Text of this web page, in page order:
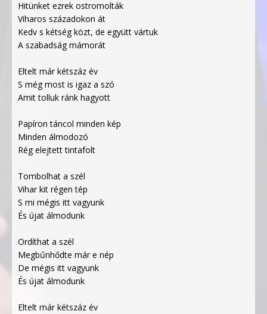
Hitünket ezrek ostromolták
Viharos századokon át
Kedv s kétség közt, de együtt vártuk
A szabadság mámorát
Eltelt már kétszáz év
S még most is igaz a szó
Amit tolluk ránk hagyott
Papíron táncol minden kép
Minden álmodozó
Rég elejtett tintafolt
Tombolhat a szél
Vihar kit régen tép
S mi mégis itt vagyunk
És újat álmodunk
Ordíthat a szél
Megbűnhődte már e nép
De mégis itt vagyunk
És újat álmodunk
Eltelt már kétszáz év